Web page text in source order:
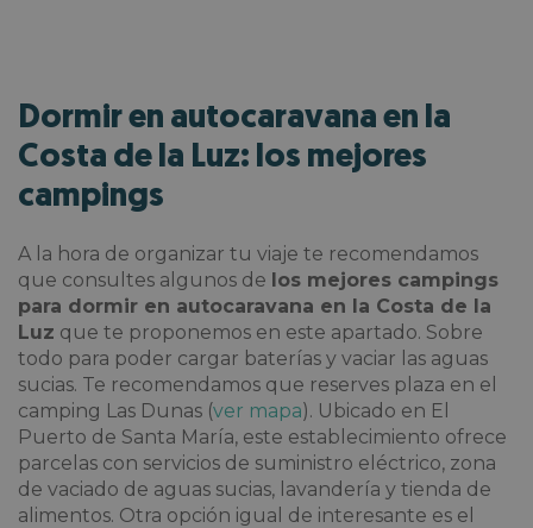
Dormir en autocaravana en la
Costa de la Luz: los mejores
campings
A la hora de organizar tu viaje te recomendamos
que consultes algunos de los mejores campings
para dormir en autocaravana en la Costa de la
Luz que te proponemos en este apartado. Sobre
todo para poder cargar baterías y vaciar las aguas
sucias. Te recomendamos que reserves plaza en el
camping Las Dunas (ver mapa). Ubicado en El
Puerto de Santa María, este establecimiento ofrece
parcelas con servicios de suministro eléctrico, zona
de vaciado de aguas sucias, lavandería y tienda de
alimentos. Otra opción igual de interesante es el